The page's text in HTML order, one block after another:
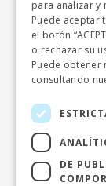
+ 34
Autocares
Polígono
28213 Colmenar
+ 34 918651120
para analizar y
Puede aceptar
el botón
o rechazar su
Puede obtener
consultando
DE